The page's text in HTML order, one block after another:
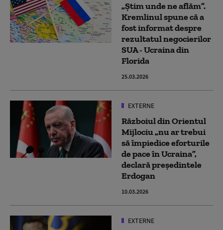
„Știm unde ne aflăm”.
Kremlinul spune că a
fost informat despre
rezultatul negocierilor
SUA - Ucraina din
Florida
25.03.2026
EXTERNE
Războiul din Orientul
Mijlociu „nu ar trebui
să împiedice eforturile
de pace în Ucraina”,
declară preşedintele
Erdogan
10.03.2026
EXTERNE